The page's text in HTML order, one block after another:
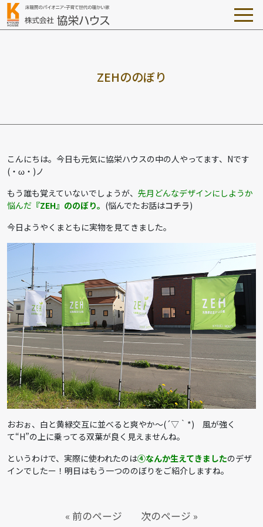
ZEHののぼり
こんにちは。今日も元気に協栄ハウスの中の人やってます、Nです
(・ω・)ノ
もう誰も覚えていないでしょうが、 先月どんなデザインにしようか
悩んだ 『ZEH』ののぼり。 (悩んでたお話はコチラ)
今日ようやくまともに実物を見てきました。
おおぉ、白と黄緑交互に並べると爽やか～(´▽｀*) 風が強く
て“H”の上に乗ってる双葉が良く見えませんね。
というわけで、実際に使われたのは④なんか生えてきましたのデザ
インでしたー！明日はもう一つののぼりをご紹介しますね。
« 前のページ 次のページ »